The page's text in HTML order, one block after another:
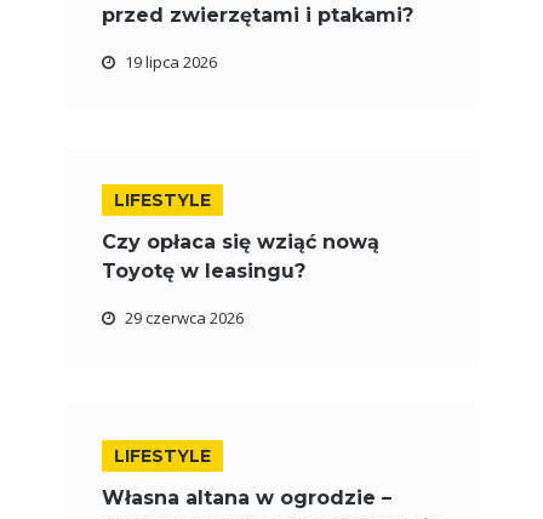
przed zwierzętami i ptakami?
19 lipca 2026
LIFESTYLE
Czy opłaca się wziąć nową
Toyotę w leasingu?
29 czerwca 2026
LIFESTYLE
Własna altana w ogrodzie –